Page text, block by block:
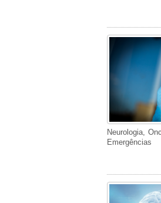
Neurologia,
Emergências